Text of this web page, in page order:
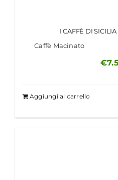
I CAFFÈ DI
Caffè Macinato
€
Aggiungi al carrello